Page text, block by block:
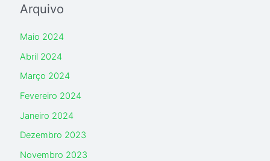
Arquivo
Maio 2024
Abril 2024
Março 2024
Fevereiro 2024
Janeiro 2024
Dezembro 2023
Novembro 2023